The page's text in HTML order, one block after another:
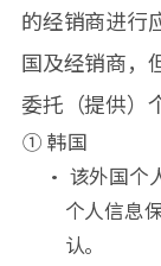
的经销商进行
国及经销商，
委托（提供）
① 韩国
• 该外国个
个人信息
认。